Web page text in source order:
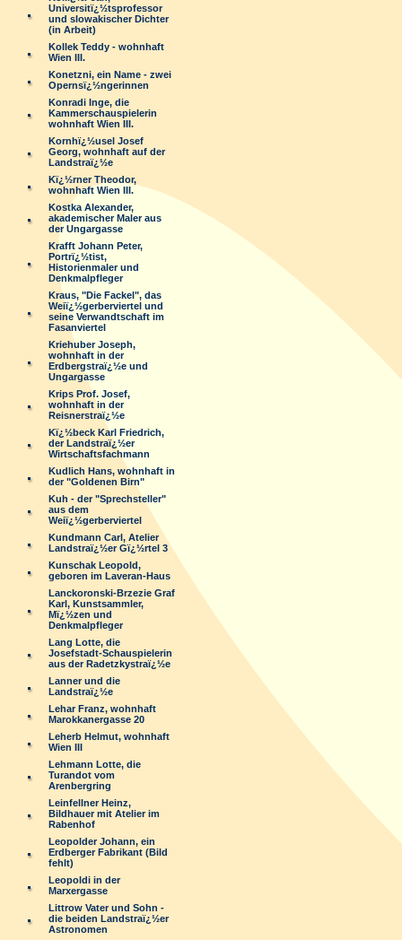
Universitï¿½tsprofessor
und slowakischer Dichter
(in Arbeit)
Kollek Teddy - wohnhaft
Wien III.
Konetzni, ein Name - zwei
Opernsï¿½ngerinnen
Konradi Inge, die
Kammerschauspielerin
wohnhaft Wien III.
Kornhï¿½usel Josef
Georg, wohnhaft auf der
Landstraï¿½e
Kï¿½rner Theodor,
wohnhaft Wien III.
Kostka Alexander,
akademischer Maler aus
der Ungargasse
Krafft Johann Peter,
Portrï¿½tist,
Historienmaler und
Denkmalpfleger
Kraus, "Die Fackel", das
Weiï¿½gerberviertel und
seine Verwandtschaft im
Fasanviertel
Kriehuber Joseph,
wohnhaft in der
Erdbergstraï¿½e und
Ungargasse
Krips Prof. Josef,
wohnhaft in der
Reisnerstraï¿½e
Kï¿½beck Karl Friedrich,
der Landstraï¿½er
Wirtschaftsfachmann
Kudlich Hans, wohnhaft in
der "Goldenen Birn"
Kuh - der "Sprechsteller"
aus dem
Weiï¿½gerberviertel
Kundmann Carl, Atelier
Landstraï¿½er Gï¿½rtel 3
Kunschak Leopold,
geboren im Laveran-Haus
Lanckoronski-Brzezie Graf
Karl, Kunstsammler,
Mï¿½zen und
Denkmalpfleger
Lang Lotte, die
Josefstadt-Schauspielerin
aus der Radetzkystraï¿½e
Lanner und die
Landstraï¿½e
Lehar Franz, wohnhaft
Marokkanergasse 20
Leherb Helmut, wohnhaft
Wien III
Lehmann Lotte, die
Turandot vom
Arenbergring
Leinfellner Heinz,
Bildhauer mit Atelier im
Rabenhof
Leopolder Johann, ein
Erdberger Fabrikant (Bild
fehlt)
Leopoldi in der
Marxergasse
Littrow Vater und Sohn -
die beiden Landstraï¿½er
Astronomen